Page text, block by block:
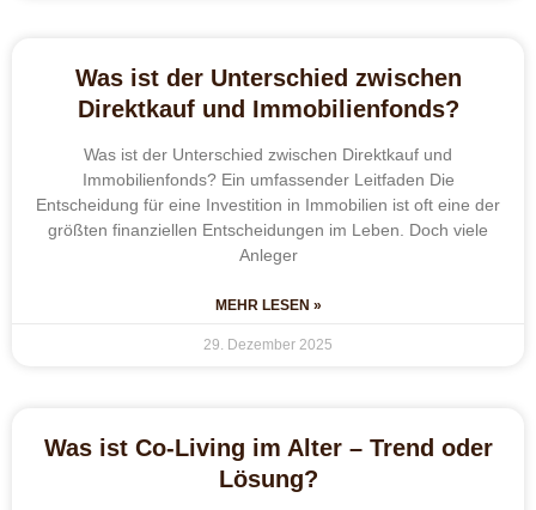
Was ist der Unterschied zwischen
Direktkauf und Immobilienfonds?
Was ist der Unterschied zwischen Direktkauf und
Immobilienfonds? Ein umfassender Leitfaden Die
Entscheidung für eine Investition in Immobilien ist oft eine der
größten finanziellen Entscheidungen im Leben. Doch viele
Anleger
MEHR LESEN »
29. Dezember 2025
Was ist Co-Living im Alter – Trend oder
Lösung?